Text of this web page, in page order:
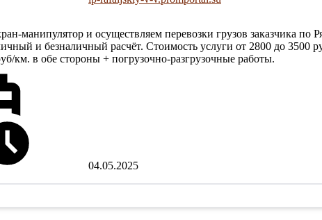
манипулятор и осуществляем перевозки грузов заказчика
и безналичный расчёт. Стоимость услуги от 2800 до 3500
км. в обе стороны + погрузочно-разгрузочные работы.
04.05.2025